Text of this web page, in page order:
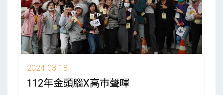
2024-03-18
112年金頭腦X高市聲暉